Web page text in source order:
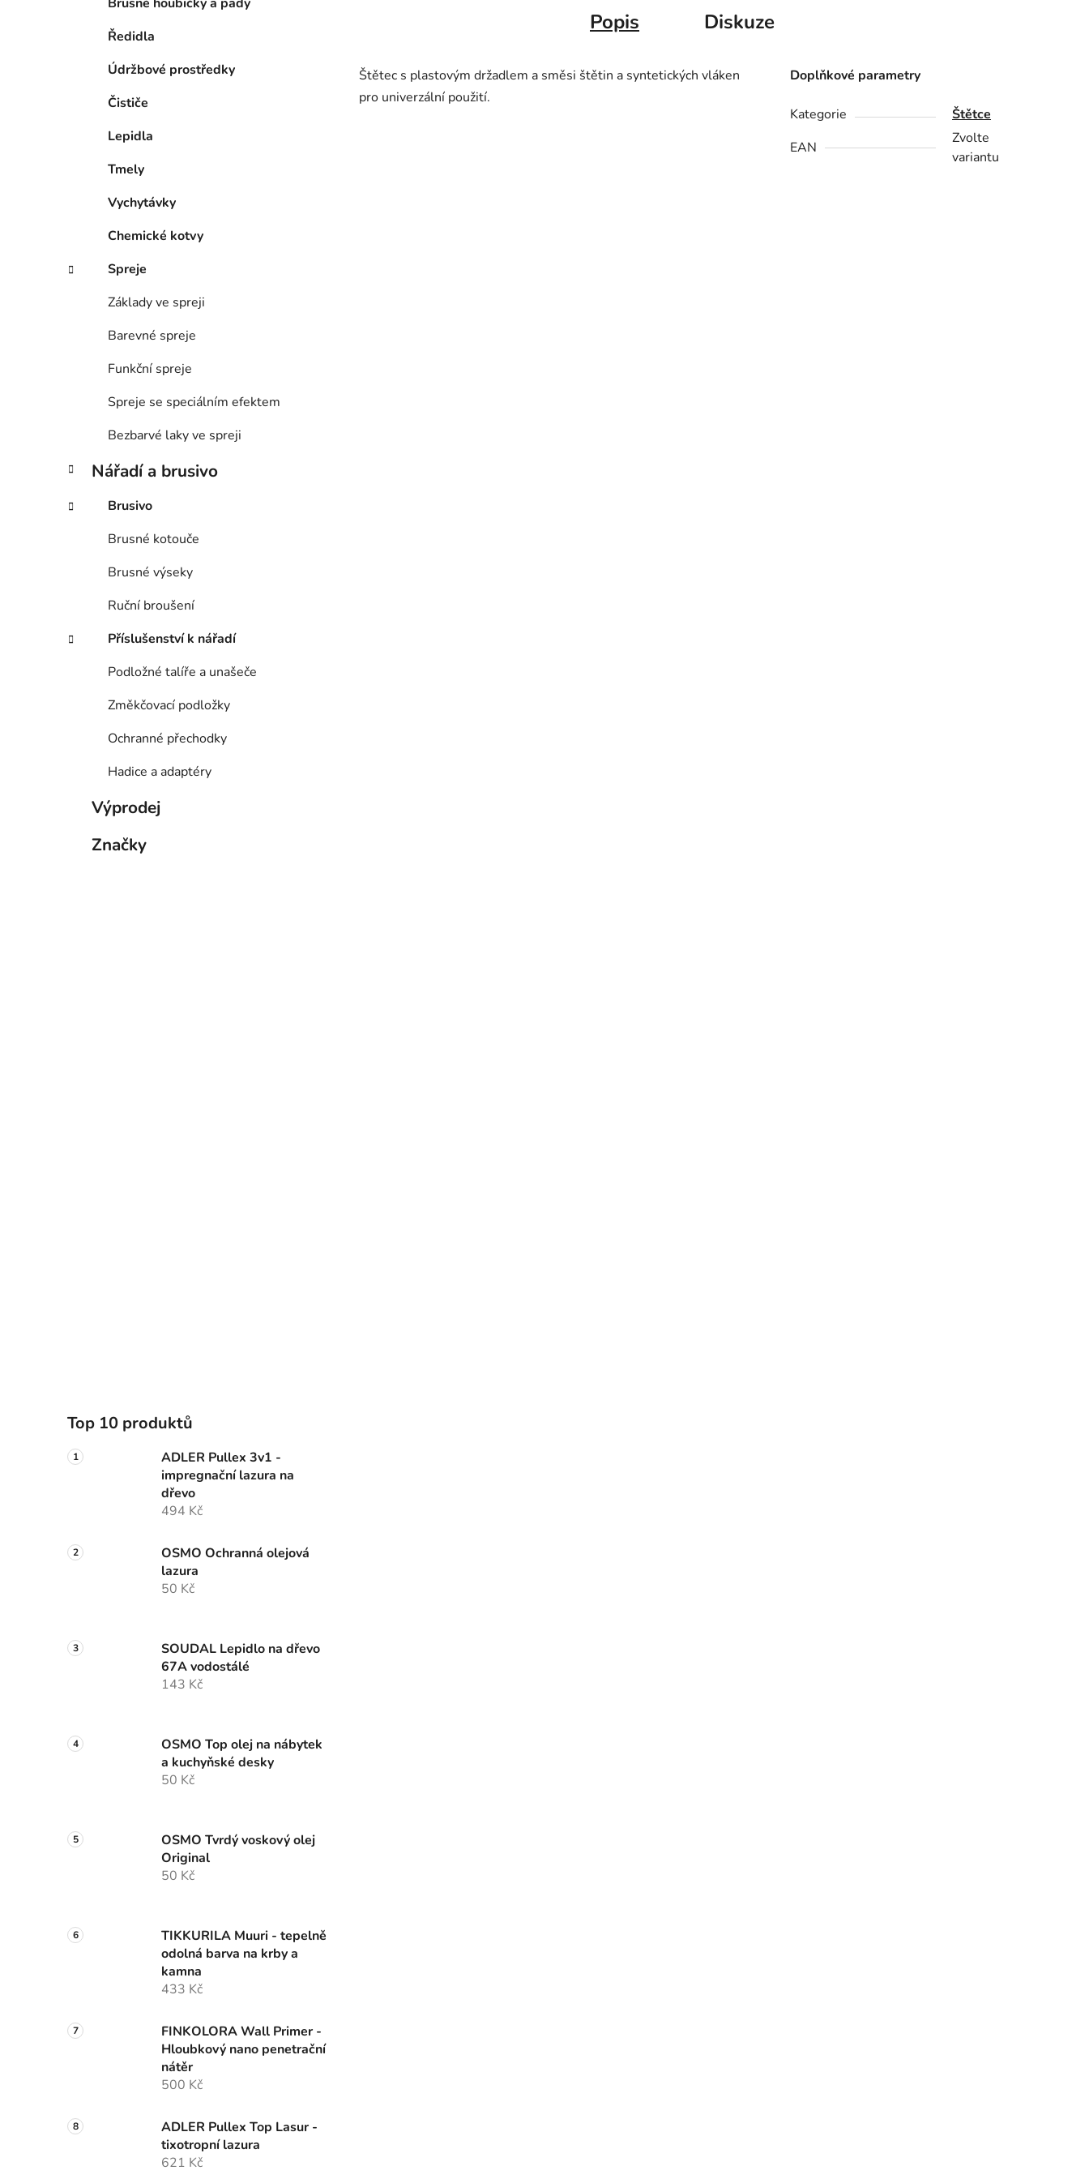
Ředidla
Údržbové prostředky
Čističe
Lepidla
Tmely
Vychytávky
Chemické kotvy
Spreje
Základy ve spreji
Barevné spreje
Funkční spreje
Spreje se speciálním efektem
Bezbarvé laky ve spreji
Nářadí a brusivo
Brusivo
Brusné kotouče
Brusné výseky
Ruční broušení
Příslušenství k nářadí
Podložné talíře a unašeče
Změkčovací podložky
Ochranné přechodky
Hadice a adaptéry
Výprodej
Značky
Top 10 produktů
ADLER Pullex 3v1 -
impregnační lazura na
dřevo
494 Kč
OSMO Ochranná olejová
lazura
50 Kč
SOUDAL Lepidlo na dřevo
67A vodostálé
143 Kč
OSMO Top olej na nábytek
a kuchyňské desky
50 Kč
OSMO Tvrdý voskový olej
Original
50 Kč
TIKKURILA Muuri - tepelně
odolná barva na krby a
kamna
433 Kč
FINKOLORA Wall Primer -
Hloubkový nano penetrační
nátěr
500 Kč
ADLER Pullex Top Lasur -
tixotropní lazura
621 Kč
Popis Diskuze
Štětec s plastovým držadlem a směsi štětin a syntetických vláken
pro univerzální použití.
Doplňkové parametry
Kategorie
Štětce
EAN
Zvolte
variantu